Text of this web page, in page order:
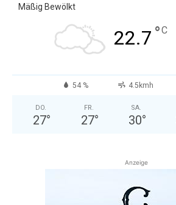
Mäßig Bewölkt
22.7 °C
54 % 4.5kmh
DO.
27°
FR.
27°
SA.
30°
Anzeige